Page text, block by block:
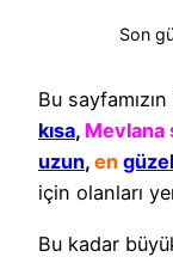
Son
Bu
kısa, Mevlana
uzun, en güzel
için olanları
Bu kadar